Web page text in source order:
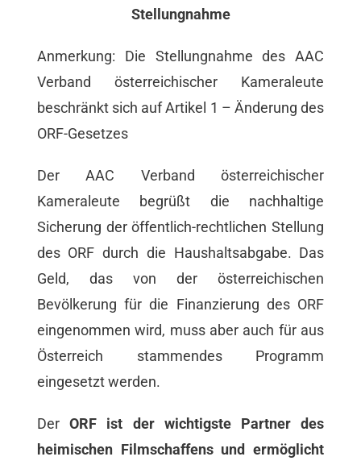
Stellungnahme
Anmerkung: Die Stellungnahme des AAC
Verband österreichischer Kameraleute
beschränkt sich auf Artikel 1 – Änderung des
ORF-Gesetzes
Der AAC Verband österreichischer
Kameraleute begrüßt die nachhaltige
Sicherung der öffentlich-rechtlichen Stellung
des ORF durch die Haushaltsabgabe. Das
Geld, das von der österreichischen
Bevölkerung für die Finanzierung des ORF
eingenommen wird, muss aber auch für aus
Österreich stammendes Programm
eingesetzt werden.
Der ORF ist der wichtigste Partner des
heimischen Filmschaffens und ermöglicht